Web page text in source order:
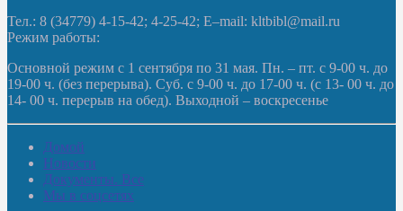
Тел.: 8 (34779) 4-15-42; 4-25-42; E–mail: kltbibl@mail.ru
Режим работы:
Основной режим с 1 сентября по 31 мая. Пн. – пт. с 9-00 ч. до
19-00 ч. (без перерыва). Суб. с 9-00 ч. до 17-00 ч. (с 13- 00 ч. до
14- 00 ч. перерыв на обед). Выходной – воскресенье
Домой
Новости
Документы. Все
Мы в соцсетях